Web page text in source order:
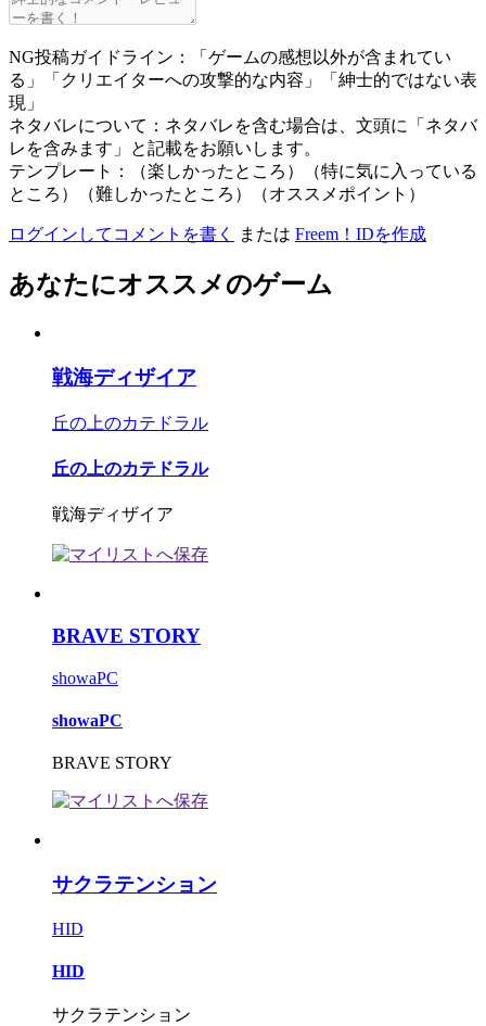
NG投稿ガイドライン：「ゲームの感想以外が含まれてい
る」「クリエイターへの攻撃的な内容」「紳士的ではない表
現」
ネタバレについて：ネタバレを含む場合は、文頭に「ネタバ
レを含みます」と記載をお願いします。
テンプレート：（楽しかったところ）（特に気に入っている
ところ）（難しかったところ）（オススメポイント）
ログインしてコメントを書く または Freem！IDを作成
あなたにオススメのゲーム
戦海ディザイア
丘の上のカテドラル
丘の上のカテドラル
戦海ディザイア
BRAVE STORY
showaPC
showaPC
BRAVE STORY
サクラテンション
HID
HID
サクラテンション